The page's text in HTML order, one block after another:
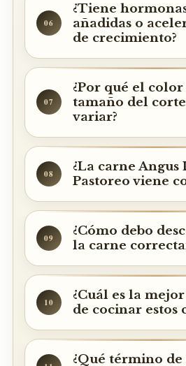
06
¿Tiene
añadidas o
de crecimiento?
07
¿Por qué el color
tamaño del
variar?
08
¿La carne Angus
Pastoreo viene
09
¿Cómo debo
la carne
10
¿Cuál es la
de cocinar estos
¿Qué término